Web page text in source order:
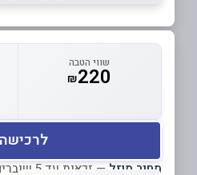
שווי הטבה
₪220
מחיר מוזל — זכאות עד 5 שוברים לחודש קלנדרי